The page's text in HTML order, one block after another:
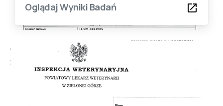
Oglądaj Wyniki Badań